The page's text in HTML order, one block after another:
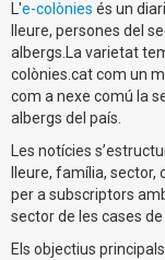
L'e-colònies és un
lleure, persones del
albergs.La varietat
colònies.cat com un
com a nexe comú la
albergs del país.
Les notícies
lleure, família, sector,
per a subscriptors
sector de les cases de
Els objectius